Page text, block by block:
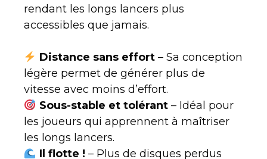
rendant les longs lancers plus
accessibles que jamais.
Distance sans effort– Sa conception
légère permet de générer plus de
vitesse avec moins d’effort.
Sous-stable et tolérant– Idéal pour
les joueurs qui apprennent à maîtriser
les longs lancers.
Il flotte ! – Plus de disques perdus